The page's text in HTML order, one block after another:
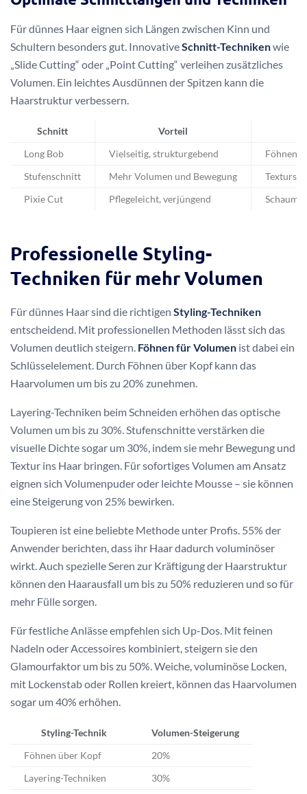
Für dünnes Haar eignen sich Längen zwischen Kinn und
Schultern besonders gut. InnovativeSchnitt-Technikenwie
„Slide Cutting“ oder „Point Cutting“ verleihen zusätzliches
Volumen. Ein leichtes Ausdünnen der Spitzen kann die
Haarstruktur verbessern.
Schnitt Vorteil
Long Bob Vielseitig, strukturgebend Föhnen
Stufenschnitt Mehr Volumen und Bewegung
Pixie Cut Pflegeleicht, verjüngend
Professionelle Styling-
Techniken für mehr Volumen
Für dünnes Haar sind die richtigen Styling-Techniken
entscheidend. Mit professionellen Methoden lässt sich das
Volumen deutlich steigern. Föhnen für Volumen ist dabei ein
Schlüsselelement. Durch Föhnen über Kopf kann das
Haarvolumen um bis zu 20% zunehmen.
Layering-Techniken beim Schneiden erhöhen das optische
Volumen um bis zu 30%. Stufenschnitte verstärken die
visuelle Dichte sogar um 30%, indem sie mehr Bewegung und
Textur ins Haar bringen. Für sofortiges Volumen am Ansatz
eignen sich Volumenpuder oder leichte Mousse – sie können
eine Steigerung von 25% bewirken.
Toupieren ist eine beliebte Methode unter Profis. 55% der
Anwender berichten, dass ihr Haar dadurch voluminöser
wirkt. Auch spezielle Seren zur Kräftigung der Haarstruktur
können den Haarausfall um bis zu 50% reduzieren und so für
mehr Fülle sorgen.
Für festliche Anlässe empfehlen sich Up-Dos. Mit feinen
Nadeln oder Accessoires kombiniert, steigern sie den
Glamourfaktor um bis zu 50%. Weiche, voluminöse Locken,
mit Lockenstab oder Rollen kreiert, können das Haarvolumen
sogar um 40% erhöhen.
Styling-Technik Volumen-Steigerung
Föhnen über Kopf 20%
Layering-Techniken 30%